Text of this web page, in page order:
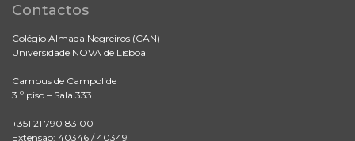
Contactos
Colégio Almada Negreiros (CAN)
Universidade NOVA de Lisboa
Campus de Campolide
3.º piso – Sala 333
+351 21 790 83 00
Extensão: 40346 / 40349